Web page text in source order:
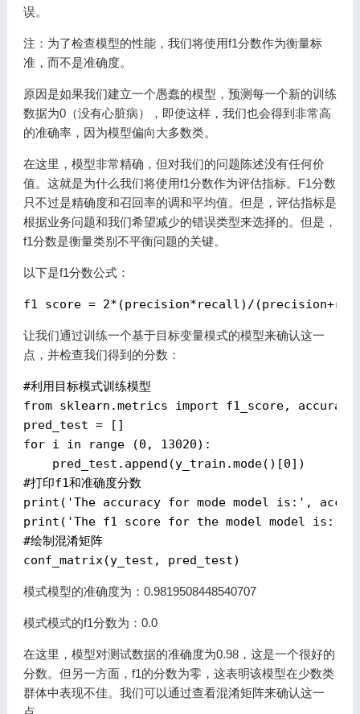
误。
注：为了检查模型的性能，我们将使用f1分数作为衡量标
准，而不是准确度。
原因是如果我们建立一个愚蠢的模型，预测每一个新的训练
数据为0（没有心脏病），即使这样，我们也会得到非常高
的准确率，因为模型偏向大多数类。
在这里，模型非常精确，但对我们的问题陈述没有任何价
值。这就是为什么我们将使用f1分数作为评估指标。F1分数
只不过是精确度和召回率的调和平均值。但是，评估指标是
根据业务问题和我们希望减少的错误类型来选择的。但是，
f1分数是衡量类别不平衡问题的关键。
以下是f1分数公式：
f1 score = 2*(precision*recall)/
让我们通过训练一个基于目标变量模式的模型来确认这一
点，并检查我们得到的分数：
#利用目标模式训练模型
from sklearn.metrics import f1_score,
for i in range (0 , 13020):
    pred_test.append(y_train.mode()[
0
#打印f1和准确度分数
print( 'The accuracy for mode model is:' ,
print( 'The f1 score for the model model is:'
#绘制混淆矩阵
模式模型的准确度为：0.9819508448540707
模式模式的f1分数为：0.0
在这里，模型对测试数据的准确度为0.98，这是一个很好的
分数。但另一方面，f1的分数为零，这表明该模型在少数类
群体中表现不佳。我们可以通过查看混淆矩阵来确认这一